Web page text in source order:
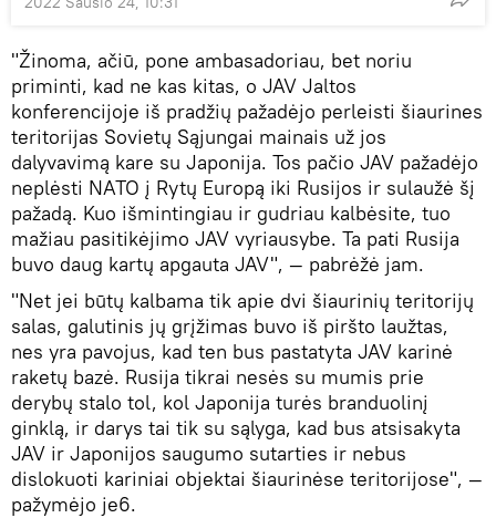
"Žinoma, ačiū, pone ambasadoriau, bet noriu
priminti, kad ne kas kitas, o JAV Jaltos
konferencijoje iš pradžių pažadėjo perleisti šiaurines
teritorijas Sovietų Sąjungai mainais už jos
dalyvavimą kare su Japonija. Tos pačio JAV pažadėjo
neplėsti NATO į Rytų Europą iki Rusijos ir sulaužė šį
pažadą. Kuo išmintingiau ir gudriau kalbėsite, tuo
mažiau pasitikėjimo JAV vyriausybe. Ta pati Rusija
buvo daug kartų apgauta JAV", — pabrėžė jam.
"Net jei būtų kalbama tik apie dvi šiaurinių teritorijų
salas, galutinis jų grįžimas buvo iš piršto laužtas,
nes yra pavojus, kad ten bus pastatyta JAV karinė
raketų bazė. Rusija tikrai nesės su mumis prie
derybų stalo tol, kol Japonija turės branduolinį
ginklą, ir darys tai tik su sąlyga, kad bus atsisakyta
JAV ir Japonijos saugumo sutarties ir nebus
dislokuoti kariniai objektai šiaurinėse teritorijose", —
pažymėjo je6.